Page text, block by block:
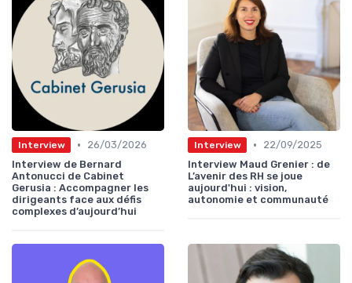
Interview •
26/03/2026
Interview de Bernard
Antonucci de Cabinet
Gerusia : Accompagner les
dirigeants face aux défis
complexes d’aujourd’hui
Interview •
22/09/2025
Interview Maud Grenier : de
L’avenir des RH se joue
aujourd'hui : vision,
autonomie et communauté